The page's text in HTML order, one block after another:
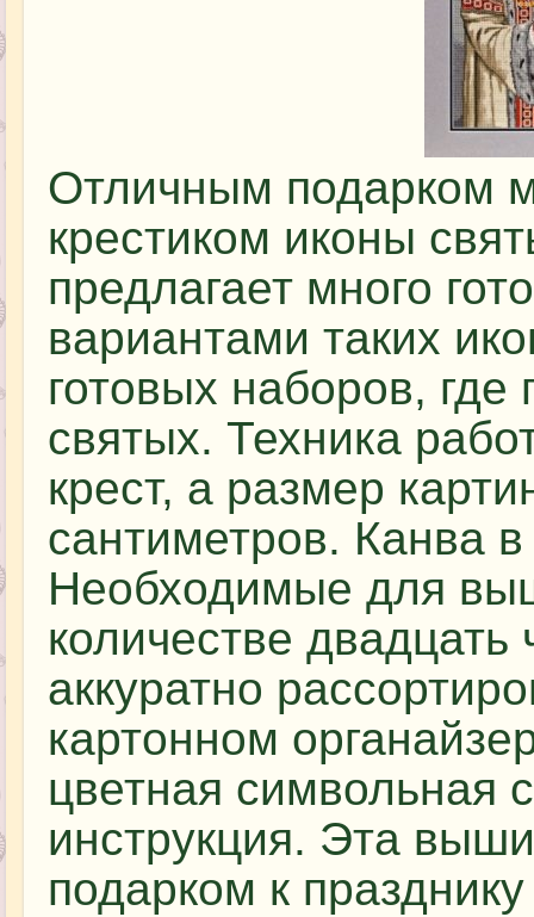
Отличным подарком
крестиком иконы
предлагает много
вариантами таких
готовых наборов, где
святых. Техника
крест, а размер
сантиметров. Канва
Необходимые для
количестве
аккуратно
картонном
цветная символьная
инструкция. Эта
подарком к